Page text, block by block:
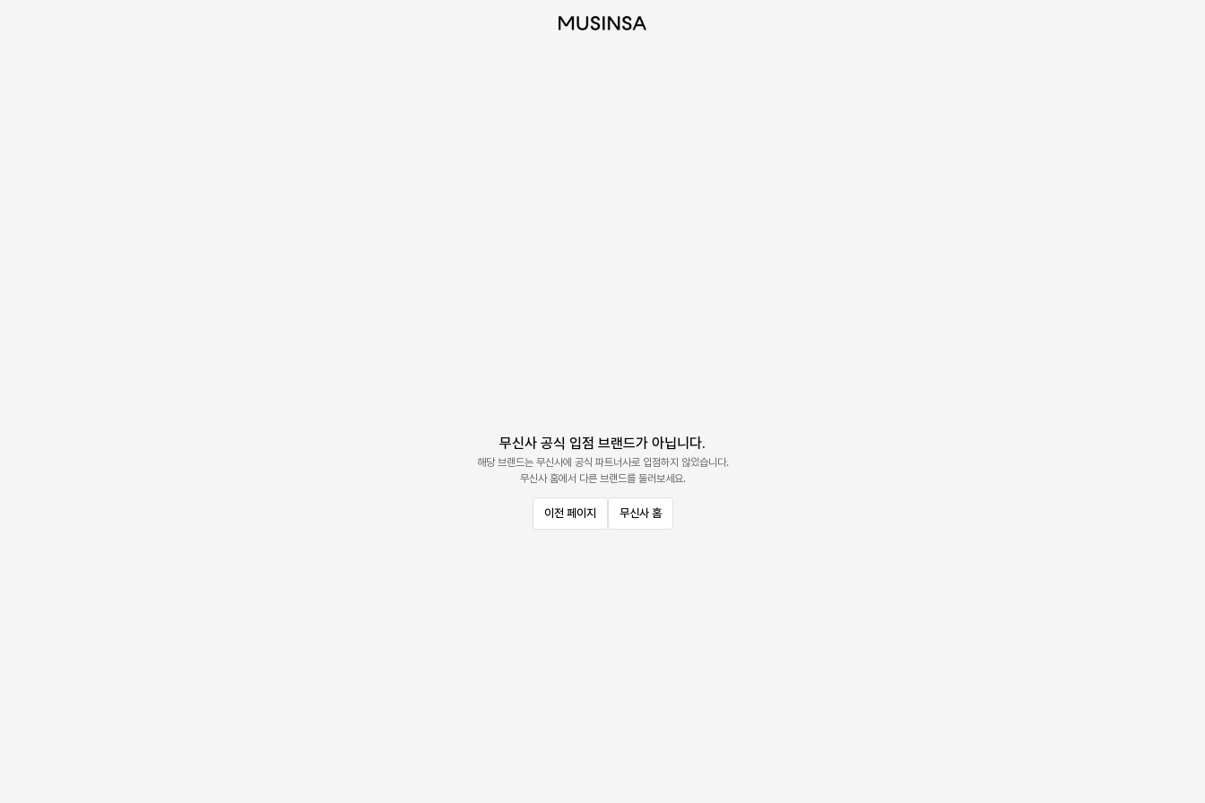
무신사 공식 입점 브랜드가 아닙니다.
해당 브랜드는 무신사에 공식 파트너사로 입점하지 않았습니다.
무신사 홈에서 다른 브랜드를 둘러보세요.
이전 페이지 무신사 홈